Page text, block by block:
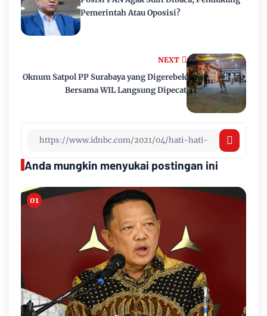
NEXT
Oknum Satpol PP Surabaya yang Digerebek
Bersama WIL Langsung Dipecat
Pemerintah Atau Oposisi?
Anda mungkin menyukai postingan ini